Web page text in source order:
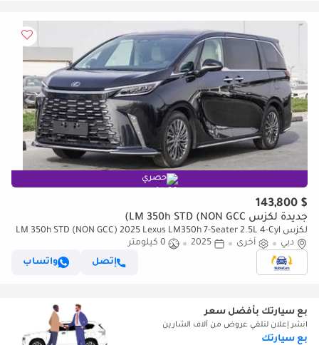
حصري
$ 143,800
جديدة لكزس LM 350h STD (NON GCC)
لكزس LM 350h STD (NON GCC) 2025 Lexus LM350h 7-Seater 2.5L 4-Cyl
Hybrid A/T 4WD Export Only
دبي أخرى 2025
0 كيلومتر
إتصل
واتساب
بع سيارتك بأفضل سعر
انشر إعلان لتلقي عروض من آلاف الشارين
بع سيارتك